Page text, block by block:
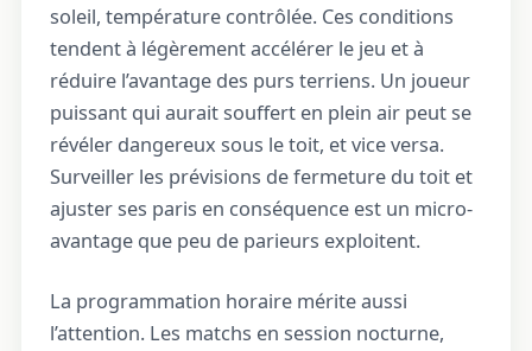
soleil, température contrôlée. Ces conditions
tendent à légèrement accélérer le jeu et à
réduire l’avantage des purs terriens. Un joueur
puissant qui aurait souffert en plein air peut se
révéler dangereux sous le toit, et vice versa.
Surveiller les prévisions de fermeture du toit et
ajuster ses paris en conséquence est un micro-
avantage que peu de parieurs exploitent.
La programmation horaire mérite aussi
l’attention. Les matchs en session nocturne,